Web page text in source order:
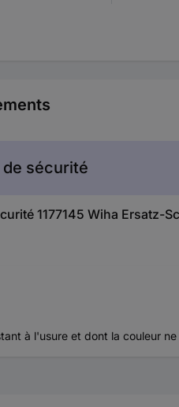
sécurité
1177145 Wiha Ersatz-
à l'usure et dont la couleur